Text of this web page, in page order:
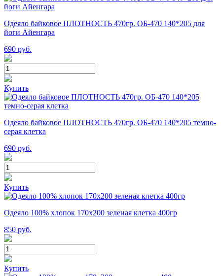
Одеяло байковое ПЛОТНОСТЬ 470гр. ОБ-470 140*205 для
йоги Айенгара
690 руб.
Купить
Одеяло байковое ПЛОТНОСТЬ 470гр. ОБ-470 140*205 темно-
серая клетка
690 руб.
Купить
Одеяло 100% хлопок 170x200 зеленая клетка 400гр
850 руб.
Купить